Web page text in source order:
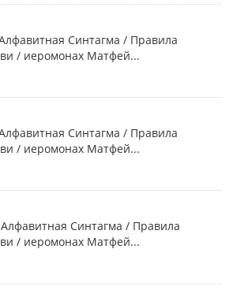
Синтагма / Правила
/ иеромонах Матфей...
Синтагма / Правила
/ иеромонах Матфей...
Синтагма / Правила
/ иеромонах Матфей...